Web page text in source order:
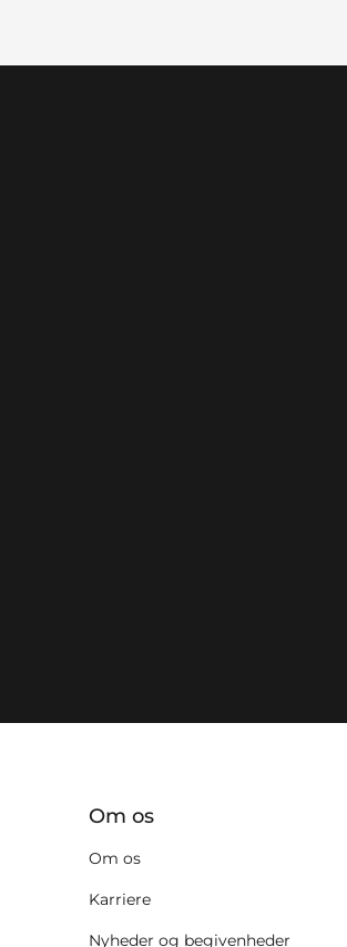
Om os
Om os
Karriere
Nyheder og begivenheder